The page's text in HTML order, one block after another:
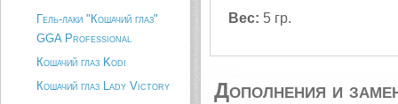
Гель-лаки "Кошачий глаз"
GGA Professional
Кошачий глаз Kodi
Кошачий глаз Lady Victory
Вес: 5 гр.
Дополнения и